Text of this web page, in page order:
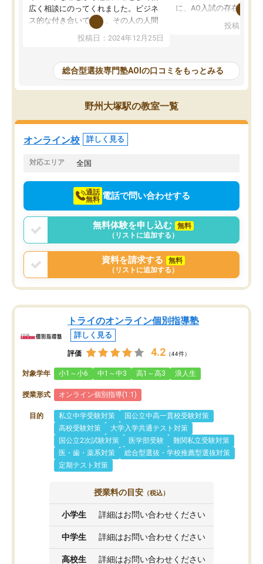
広く相談にのってくれました。ビジネ
ス的な付き合いでなく、その人の人間
性までを適切に把握し、むきあってい
るなぁと強く感じることできました。
と相談すると、他の先生も紹介してく
ださり、客観的なアドバイスもいただ
くことができました（志望理由・自己
PR等の添削において）。そして、なに
より自習室が解放されている点がよか
ったです。友達と好きな時間に自習
し、お互いを高めあえる環境がありま
投稿日：2024年12月25日
に、AO入試の存在を息
たことから、AOIに入塾
で、AO入試を改めて知
それに対しての具体的な
ことでした。更に子供の
る適正等についても詳し
でき、メンターの方々も
けてらっしゃいますので
投稿日：
総合型選抜専門塾AOIの口コミをもっとみる
野州大塚駅の教室一覧
オンライン校 詳しく見る
対応エリア 全国
通話
無料 電話で問い合わせする
無料体験を申し込む
無料
（リストに追加する）
資料を請求する
無料
（リストに追加する）
トライのオンライン個別指導塾
詳しく見る
評価 4.2 （44件）
対象学年 小1～小6 中1～中3 高1～高3 浪人生
授業形式 オンライン個別指導(1:1)
目的 私立中学受験対策
国公立中高一貫校受験対策
高校受験対策
大学入学共通テスト対策
国公立2次試験対策
医学部受験
難関私立受験対策
医・歯・薬系対策
総合型選抜・学校推薦型選抜対策
定期テスト対策
授業料の目安 （税込）
小学生 詳細はお問い合わせください
中学生 詳細はお問い合わせください
高校生 詳細はお問い合わせください